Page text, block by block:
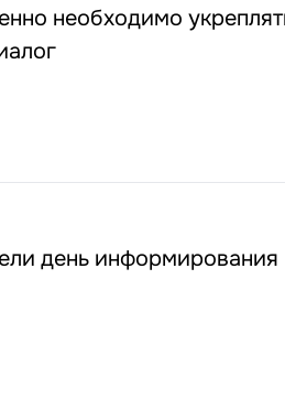
необходимо
день информирования